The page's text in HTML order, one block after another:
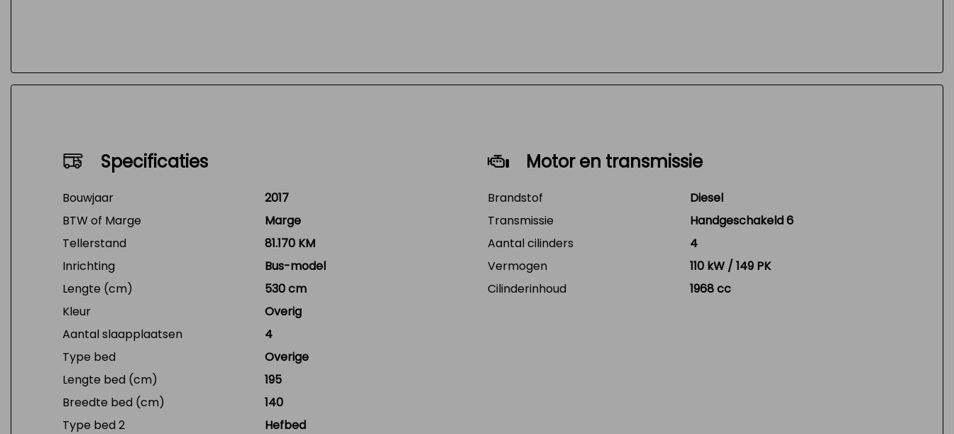
Specificaties
Bouwjaar
2017
BTW of Marge
Marge
Tellerstand
81.170 KM
Inrichting
Bus-model
Lengte (cm)
530 cm
Kleur
Overig
Aantal slaapplaatsen
4
Type bed
Overige
Lengte bed (cm)
195
Breedte bed (cm)
140
Type bed 2
Hefbed
Motor en transmissie
Brandstof
Diesel
Transmissie
Handgeschakeld 6
Aantal cilinders
4
Vermogen
110 kW / 149 PK
Cilinderinhoud
1968 cc